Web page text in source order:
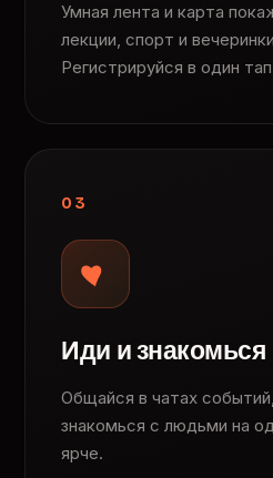
Умная лента и карта
лекции, спорт и
Регистрируйся в один
03
Иди и знакомься
Общайся в чатах
знакомься с людьми на
ярче.